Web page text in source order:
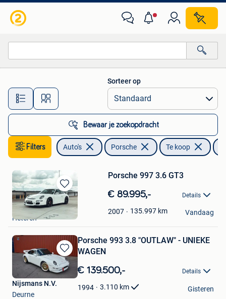
Alle afstanden…
Sorteer op
Bewaar je zoekopdracht
Filters Auto's Porsche Te koop
Bewaren
in
Mijn
Favorieten
Porsche 997 3.6 GT3
€ 89.995,- Details
2007 135.997 km
The Collectables
Heteren
Vandaag
Bewaren
in
Mijn
Favorieten
Porsche 993 3.8 "OUTLAW" - UNIEKE
WAGEN
€ 139.500,- Details
1994 3.110 km
Nijsmans N.V.
Deurne
Gisteren